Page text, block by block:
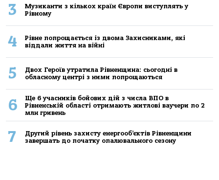
3
Музиканти з кількох країн Європи виступлять у
Рівному
4
Рівне попрощається із двома Захисниками, які
віддали життя на війні
5
Двох Героїв утратила Рівненщина: сьогодні в
обласному центрі з ними попрощаються
6
Ще 6 учасників бойових дій з числа ВПО в
Рівненській області отримають житлові ваучери по 2
млн гривень
7
Другий рівень захисту енергооб’єктів Рівненщини
завершать до початку опалювального сезону